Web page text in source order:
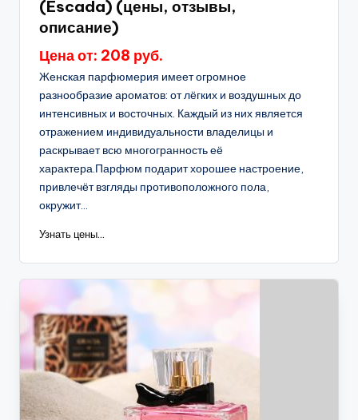
(Escada) (цены, отзывы,
описание)
Цена от: 208 руб.
Женская парфюмерия имеет огромное
разнообразие ароматов: от лёгких и воздушных до
интенсивных и восточных. Каждый из них является
отражением индивидуальности владелицы и
раскрывает всю многогранность её
характера.Парфюм подарит хорошее настроение,
привлечёт взгляды противоположного пола,
окружит...
Узнать цены...